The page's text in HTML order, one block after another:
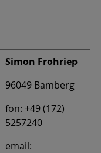
Simon Frohriep
96049 Bamberg
fon: +49 (172)
5257240
email: